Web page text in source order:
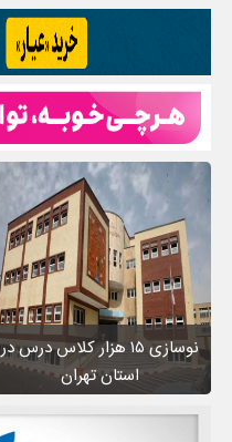
نوسازی ۱۵ هزار کلاس درس در
استان تهران